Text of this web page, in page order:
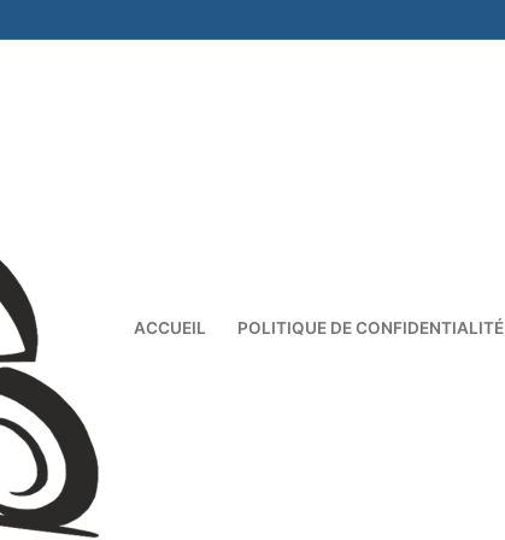
ACCUEIL POLITIQUE DE CONFIDENTIALITÉ